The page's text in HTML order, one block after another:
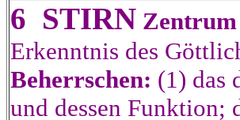
6 STIRN Zentrum
Erkenntnis des
Beherrschen: (1) das
und dessen Funktion;